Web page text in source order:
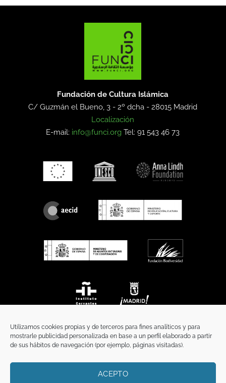
Utilizamos cookies propias y de terceros para fines analíticos y para
mostrarle publicidad personalizada en base a un perfil elaborado a partir
de sus hábitos de navegación (por ejemplo, páginas visitadas).
ACEPTO
Fundación de Cultura Islámica
C/ Guzmán el Bueno, 3 - 2º dcha -28015 Madrid
Localización
E-mail: info@funci.org Tel: 91 543 46 73